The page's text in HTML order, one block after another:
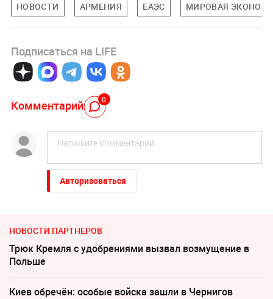
НОВОСТИ АРМЕНИЯ ЕАЭС МИРОВАЯ
Подписаться на LIFE
Комментарий 0
Авторизоваться
НОВОСТИ ПАРТНЕРОВ
Трюк Кремля с удобрениями вызвал возмущение в
Польше
Киев обречён: особые войска зашли в Чернигов